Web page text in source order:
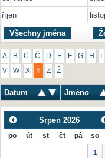
říjen
Všechny jména
A B C Č D E F G H
V W X Y Z Ž
Datum Jméno
Srpen 2026
po út st čt pá so
1